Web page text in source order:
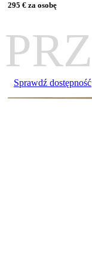
295 € za osobę
Sprawdź dostępność